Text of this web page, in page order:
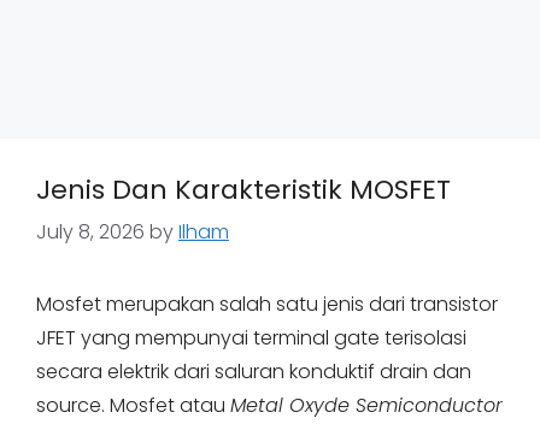
Jenis Dan Karakteristik MOSFET
July 8, 2026 byIlham
Mosfet merupakan salah satu jenis dari transistor
JFET yang mempunyai terminal gate terisolasi
secara elektrik dari saluran konduktif drain dan
source. Mosfet atau Metal Oxyde Semiconductor